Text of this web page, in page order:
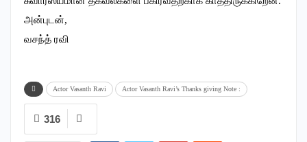
அன்புடன்,
வசந்த் ரவி
Actor Vasanth Ravi Actor Vasanth Ravi’s Thanks giving Note :
316